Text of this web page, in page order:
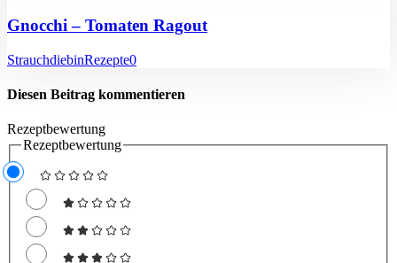
Gnocchi – Tomaten Ragout
StrauchdiebinRezepte0
Diesen Beitrag kommentieren
Rezeptbewertung
Rezeptbewertung